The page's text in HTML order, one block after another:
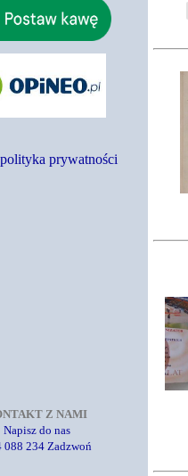
prywatności
Z NAMI
Napisz do nas
088 234 Zadzwoń